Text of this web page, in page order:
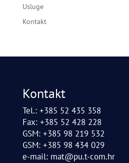
Usluge
Kontakt
Kontakt
Tel.: +385 52 435 358
Fax: +385 52 428 228
GSM: +385 98 219 532
GSM: +385 98 434 029
e-mail: mat@pu.t-com.hr